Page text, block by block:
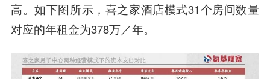
高。如下图所示，喜之家酒店模式31个房间数量
对应的年租金为378万／年。